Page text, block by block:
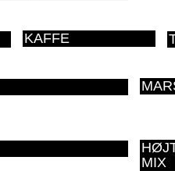
KAFFE
MIX